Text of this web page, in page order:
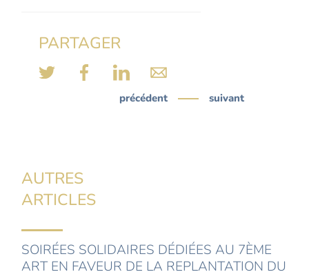
PARTAGER
précédent suivant
AUTRES
ARTICLES
SOIRÉES SOLIDAIRES DÉDIÉES AU 7ÈME
ART EN FAVEUR DE LA REPLANTATION DU